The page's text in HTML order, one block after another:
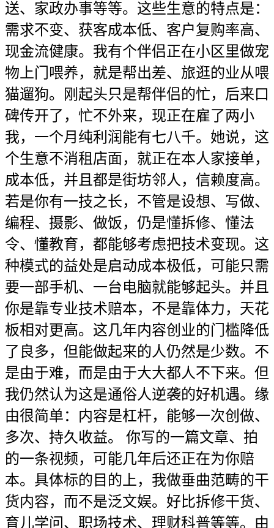
送、家政办事等等。这些生意的特点是：
需求不变、获客成本低、客户复购率高、
现金流健康。我有个伴侣正在小区里做宠
物上门喂养，就是帮出差、旅逛的业从喂
猫遛狗。刚起头只是帮伴侣的忙，后来口
碑传开了，忙不外来，现正在雇了两小
我，一个月纯利润能有七八千。她说，这
个生意不消租店面，就正在本人家接单，
成本低，并且都是街坊邻人，信赖度高。
若是你有一技之长，不管是设想、写做、
编程、摄影、做饭，仍是懂拆修、懂法
令、懂教育，都能够考虑把技术变现。这
种模式的益处是启动成本极低，可能只需
要一部手机、一台电脑就能够起头。并且
你是靠专业技术赔本，不是靠体力，天花
板相对更高。这几年内容创业的门槛降低
了良多，但能做起来的人仍然是少数。不
是由于难，而是由于大大都人不下来。但
我仍然认为这是通俗人逆袭的好机遇。缘
由很简单：内容是杠杆，能够一次创做、
多次、持久收益。 你写的一篇文章、拍
的一条视频，可能几年后还正在为你赔
本。具体标的目的上，我做垂曲范畴的干
货内容，而不是泛文娱。好比拆修干货、
育儿学问、职场技术、理财科普等等。由